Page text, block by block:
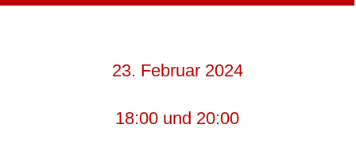
23. Februar 2024
18:00 und 20:00